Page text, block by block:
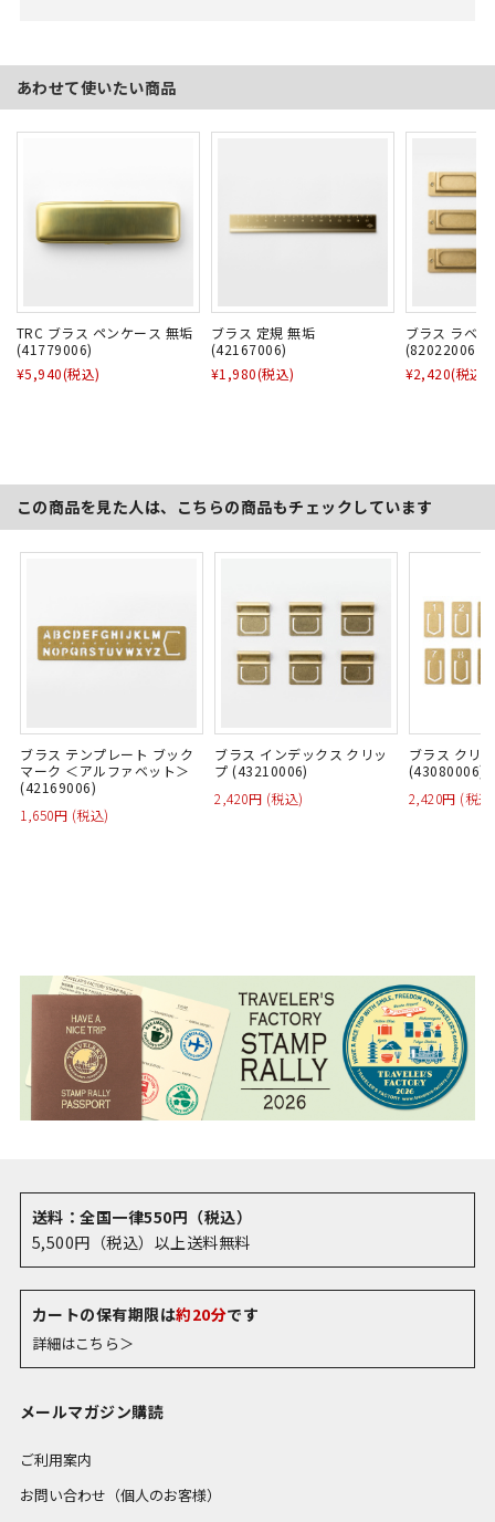
あわせて使いたい商品
TRC ブラス ペンケース 無垢
(41779006)
¥5,940(税込)
ブラス 定規 無垢
(42167006)
¥1,980(税込)
ブラス ラベ
(82022006)
¥2,420(税込)
この商品を見た人は、こちらの商品もチェックしています
ブラス テンプレート ブック
マーク ＜アルファベット＞
(42169006)
1,650円 (税込)
ブラス インデックス クリッ
プ (43210006)
2,420円 (税込)
ブラス クリ
(43080006)
2,420円 (税
送料：全国一律550円（税込）
5,500円（税込）以上送料無料
カートの保有期限は約20分です
詳細はこちら＞
メールマガジン購読
ご利用案内
お問い合わせ（個人のお客様）